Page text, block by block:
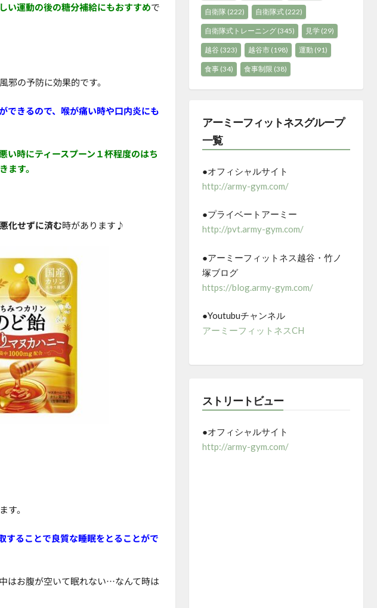
い運動の後の糖分補給にもおすすめで
邪の予防に効果的です。
できるので、喉が痛い時や口内炎にも
い時にティースプーン１杯程度のはち
ます。
化せずに済む時があります♪
す。
することで良質な睡眠をとることがで
はお腹が空いて眠れない…なんて時は
自衛隊 (222) 自衛隊式(222)
自衛隊式トレーニング(345) 見学(29)
越谷 (323) 越谷市(198) 運動 (91)
食事(34) 食事制限 (38)
アーミーフィットネスグループ
一覧
●オフィシャルサイト
http://army-gym.com/
●プライベートアーミー
http://pvt.army-gym.com/
●アーミーフィットネス越谷・竹ノ
塚ブログ
https://blog.army-gym.com/
●Youtubuチャンネル
アーミーフィットネスCH
ストリートビュー
●オフィシャルサイト
http://army-gym.com/